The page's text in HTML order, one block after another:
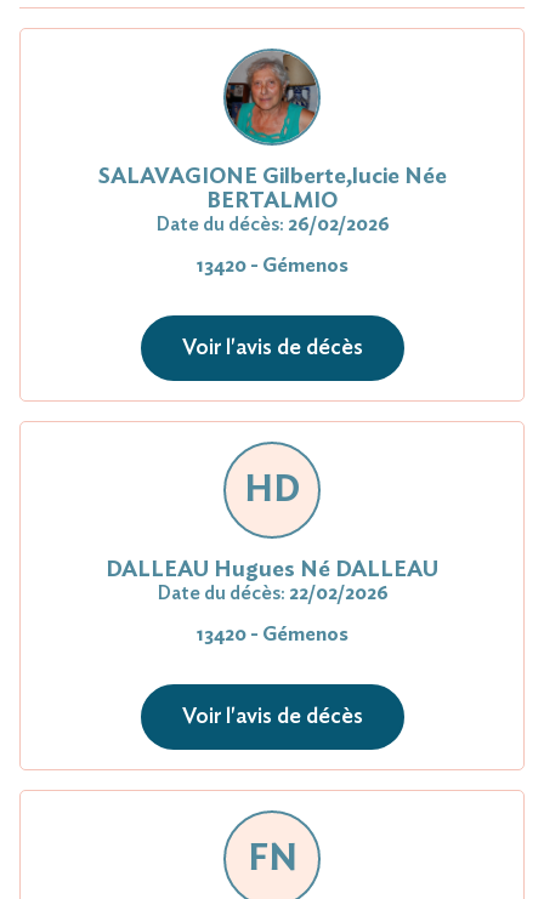
SALAVAGIONE Gilberte,lucie Née
BERTALMIO
Date du décès: 26/02/2026
13420 - Gémenos
Voir l'avis de décès
HD
DALLEAU Hugues Né DALLEAU
Date du décès: 22/02/2026
13420 - Gémenos
Voir l'avis de décès
FN